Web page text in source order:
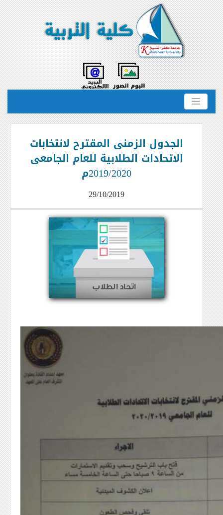
الجدول الزمنى المقترح لانتخابات
الاتحادات الطلابية للعام الجامعى
2019/2020م
29/10/2019